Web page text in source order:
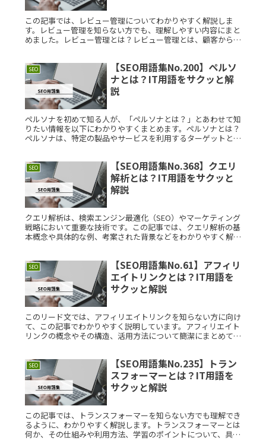
この記事では、レビュー管理についてわかりやすく解説しま
す。レビュー管理を知らない方でも、理解しやすい内容にまと
めました。レビュー管理とは？レビュー管理とは、顧客からの
SEO
【SEO用語集No.200】ペルソ
ナとは？IT用語をサクッと解
説
ペルソナを初めて知る人が、「ペルソナとは？」とあわせて知
りたい情報を以下にわかりやすくまとめます。ペルソナとは？
ペルソナは、特定の製品やサービスを利用するターゲットとな
SEO
【SEO用語集No.368】クエリ
解析とは？IT用語をサクッと
解説
クエリ解析は、検索エンジン最適化（SEO）やマーケティング
戦略において重要な技術です。この記事では、クエリ解析の基
本概念や具体的な例、考案された背景などをわかりやすく解説
SEO
【SEO用語集No.61】アフィリ
エイトリンクとは？IT用語を
サクッと解説
このリード文では、アフィリエイトリンクを知らない方に向け
て、この記事でわかりやすく説明しています。アフィリエイト
リンクの概念やその構造、活用方法について簡潔にまとめてい
SEO
【SEO用語集No.235】トラン
スフォーマーとは？IT用語を
サクッと解説
この記事では、トランスフォーマーを知らない方でも理解でき
るように、わかりやすく解説します。トランスフォーマーとは
何か、その仕組みや利用方法、学習のポイントについて、具体